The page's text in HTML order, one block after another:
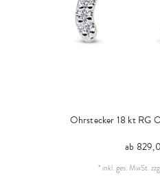
Ohrstecker 18 kt RG
ab
* inkl. ges. MwSt.